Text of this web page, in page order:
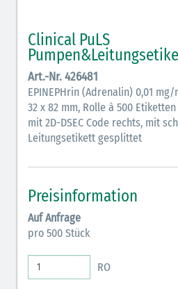
Antiemetika (salmon)
Verschiedene Medikamente
Antikoagulantien (hellgrau/weiß
Rahmen)
Rahmen)
Elektrolyte (grün-pink)
Elektrolyte Kalium (grün-blau)
Elektrolyte NaCl (grün)
Inodilatatoren (rot-grün)
Clinical PuLS
Art.-Nr. 426481
EPINEPHrin (Adrenalin) 0,01 mg/
32 x 82 mm, Rolle à 500 Etiketten
mit 2D-DSEC Code rechts, mit
Leitungsetikett gesplittet
Preisinformation
Auf Anfrage
pro 500 Stück
RO